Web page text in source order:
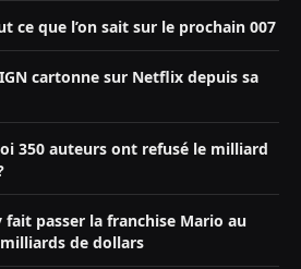
ce que l’on sait sur le prochain 007
cartonne sur Netflix depuis sa
350 auteurs ont refusé le milliard
fait passer la franchise Mario au
de dollars